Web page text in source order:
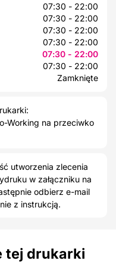
07:30 - 22:00
07:30 - 22:00
07:30 - 22:00
07:30 - 22:00
07:30 - 22:00
07:30 - 22:00
Zamknięte
Working na przeciwko
utworzenia zlecenia
w załączniku na
odbierz e-mail
z instrukcją.
tej drukarki